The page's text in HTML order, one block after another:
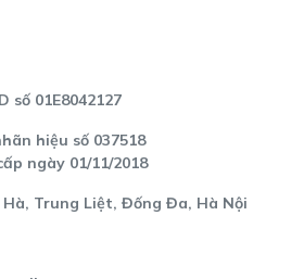
số 01E8042127
hiệu số 037518
ngày 01/11/2018
Hà, Trung Liệt, Đống Đa, Hà Nội